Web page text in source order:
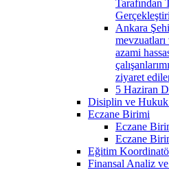
Tarafından
Ankara
mevzuatları
azami
ziyaret
5 Haziran
Disiplin ve
Eczane Birimi
Eczane
Eczane
Eğitim
Finansal Analiz